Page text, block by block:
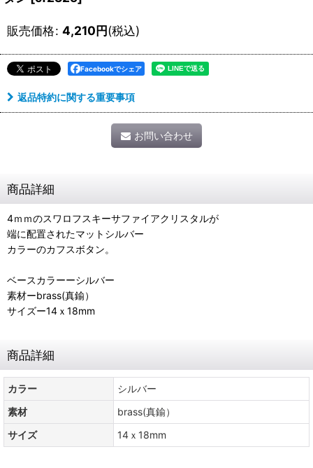
販売価格: 4,210円(税込)
Facebookでシェア
返品特約に関する重要事項
お問い合わせ
商品詳細
4ｍｍのスワロフスキーサファイアクリスタルが
端に配置されたマットシルバー
カラーのカフスボタン。
ベースカラーーシルバー
素材ーbrass(真鍮）
サイズー14ｘ18mm
商品詳細
カラー
シルバー
素材
brass(真鍮）
サイズ
14ｘ18mm